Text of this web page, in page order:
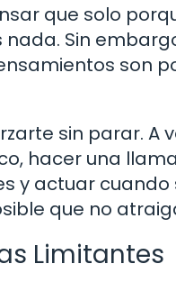
que solo
Sin
son
sin parar. A
hacer una
y actuar
que no
Limitantes